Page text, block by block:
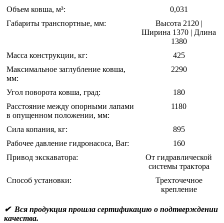
Объем ковша, м³:
0,031
Габариты транспортные, мм:
Высота 2120 |
Ширина 1370 | Длина
1380
Масса конструкции, кг:
425
Максимальное заглубление ковша,
мм:
2290
Угол поворота ковша, град:
180
Расстояние между опорными лапами
в опущенном положении, мм:
1180
Сила копания, кг:
895
Рабочее давление гидронасоса, Bar:
160
Привод экскаватора:
От гидравлической
системы трактора
Способ установки:
Трехточечное
крепление
✔ Вся продукция прошла сертификацию о подтверждении
качества.